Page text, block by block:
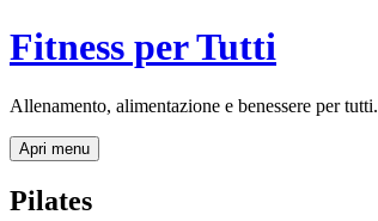
Fitness per Tutti
Allenamento, alimentazione e benessere per tutti.
Apri menu
Pilates